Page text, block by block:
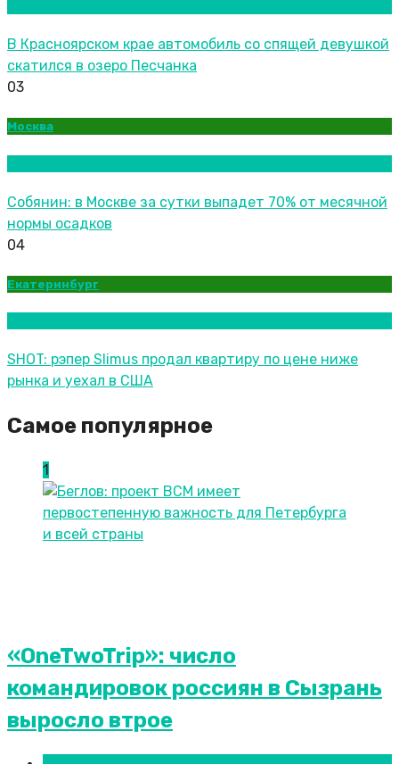
В Красноярском крае автомобиль со спящей девушкой
скатился в озеро Песчанка
03
Москва
Собянин: в Москве за сутки выпадет 70% от месячной
нормы осадков
04
Екатеринбург
SHOT: рэпер Slimus продал квартиру по цене ниже
рынка и уехал в США
Самое популярное
1
«OneTwoTrip»: число
командировок россиян в Сызрань
выросло втрое